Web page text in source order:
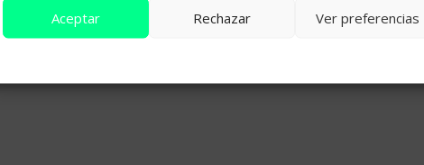
Aceptar Rechazar Ver preferencias